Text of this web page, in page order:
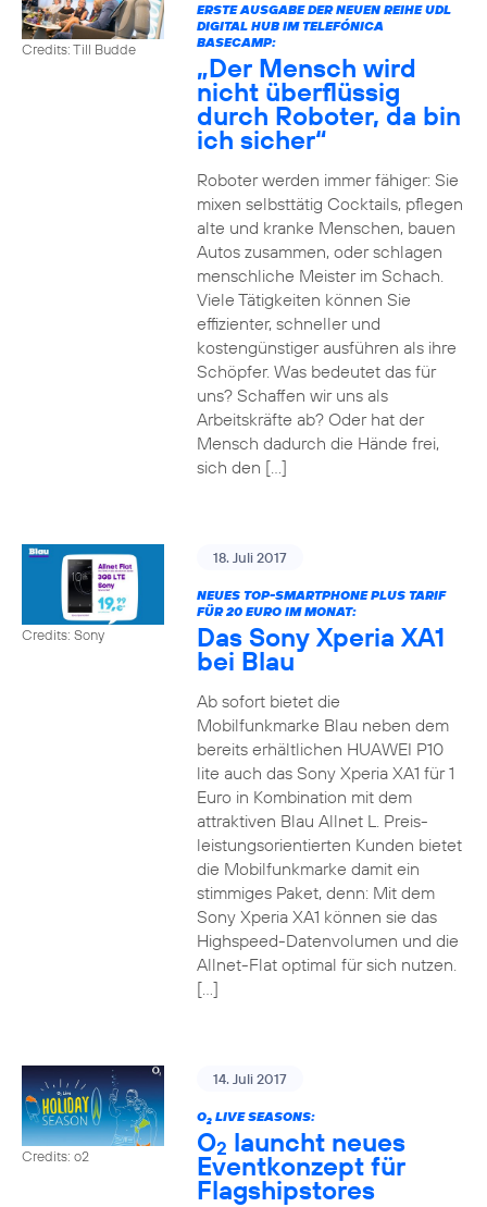
Credits: Till Budde
ERSTE AUSGABE DER NEUEN REIHE UDL
DIGITAL HUB IM TELEFÓNICA
BASECAMP:
„Der Mensch wird
nicht überflüssig
durch Roboter, da bin
ich sicher“
Roboter werden immer fähiger: Sie
mixen selbsttätig Cocktails, pflegen
alte und kranke Menschen, bauen
Autos zusammen, oder schlagen
menschliche Meister im Schach.
Viele Tätigkeiten können Sie
effizienter, schneller und
kostengünstiger ausführen als ihre
Schöpfer. Was bedeutet das für
uns? Schaffen wir uns als
Arbeitskräfte ab? Oder hat der
Mensch dadurch die Hände frei,
sich den […]
Credits: Sony
18. Juli 2017
NEUES TOP-SMARTPHONE PLUS TARIF
FÜR 20 EURO IM MONAT:
Das Sony Xperia XA1
bei Blau
Ab sofort bietet die
Mobilfunkmarke Blau neben dem
bereits erhältlichen HUAWEI P10
lite auch das Sony Xperia XA1 für 1
Euro in Kombination mit dem
attraktiven Blau Allnet L. Preis-
leistungsorientierten Kunden bietet
die Mobilfunkmarke damit ein
stimmiges Paket, denn: Mit dem
Sony Xperia XA1 können sie das
Highspeed-Datenvolumen und die
Allnet-Flat optimal für sich nutzen.
[…]
Credits: o2
14. Juli 2017
O2LIVE SEASONS:
O2 launcht neues
Eventkonzept für
Flagshipstores